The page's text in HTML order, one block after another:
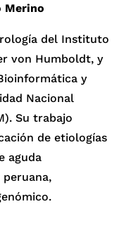
Merino
del Instituto
von Humboldt, y
y
Nacional
Su trabajo
de etiologías
aguda
peruana,